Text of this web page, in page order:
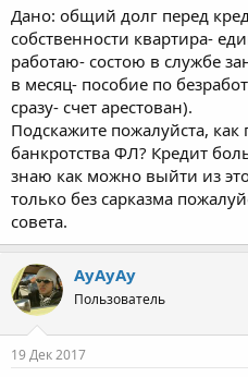
Дано: общий долг перед
собственности квартира-
работаю- состою в службе
в месяц- пособие по
сразу- счет арестован).
Подскажите пожалуйста,
банкротства ФЛ? Кредит
знаю как можно выйти из
только без сарказма
совета.
АуАуАу
Пользователь
19 Дек 2017